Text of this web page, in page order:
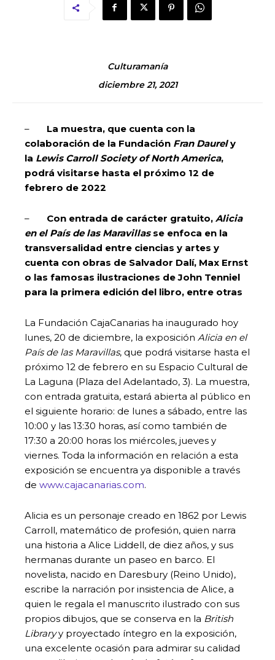
Culturamanía
diciembre 21, 2021
– La muestra, que cuenta con la
colaboración de la Fundación Fran Daurely
la Lewis Carroll Society of North America,
podrá visitarse hasta el próximo 12 de
febrero de 2022
– Con entrada de carácter gratuito, Alicia
en el País de las Maravillas se enfoca en la
transversalidad entre ciencias y artes y
cuenta con obras de Salvador Dalí, Max Ernst
o las famosas ilustraciones de John Tenniel
para la primera edición del libro, entre otras
La Fundación CajaCanarias ha inaugurado hoy
lunes, 20 de diciembre, la exposición Alicia en el
País de las Maravillas, que podrá visitarse hasta el
próximo 12 de febrero en su Espacio Cultural de
La Laguna (Plaza del Adelantado, 3). La muestra,
con entrada gratuita, estará abierta al público en
el siguiente horario: de lunes a sábado, entre las
10:00 y las 13:30 horas, así como también de
17:30 a 20:00 horas los miércoles, jueves y
viernes. Toda la información en relación a esta
exposición se encuentra ya disponible a través
de www.cajacanarias.com.
Alicia es un personaje creado en 1862 por Lewis
Carroll, matemático de profesión, quien narra
una historia a Alice Liddell, de diez años, y sus
hermanas durante un paseo en barco. El
novelista, nacido en Daresbury (Reino Unido),
escribe la narración por insistencia de Alice, a
quien le regala el manuscrito ilustrado con sus
propios dibujos, que se conserva en la British
Libraryy proyectado íntegro en la exposición,
una excelente ocasión para admirar su calidad